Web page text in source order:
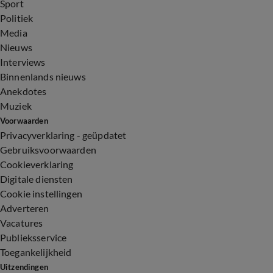
Sport
Politiek
Media
Nieuws
Interviews
Binnenlands nieuws
Anekdotes
Muziek
Voorwaarden
Privacyverklaring - geüpdatet
Gebruiksvoorwaarden
Cookieverklaring
Digitale diensten
Cookie instellingen
Adverteren
Vacatures
Publieksservice
Toegankelijkheid
Uitzendingen